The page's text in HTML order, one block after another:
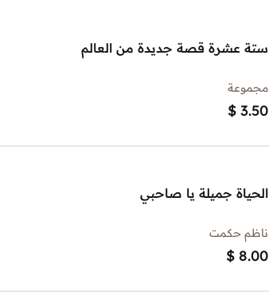
ستة عشرة قصة جديدة من العالم
مجموعة
$ 3.50
الحياة جميلة يا صاحبي
ناظم حكمت
$ 8.00